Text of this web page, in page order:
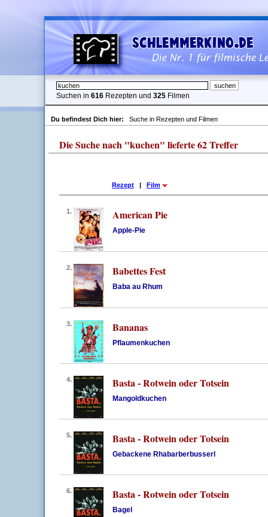
Suchen in 616 Rezepten und 325 Filmen
Du befindest Dich hier: Suche in Rezepten und Filmen
Die Suche nach "kuchen" lieferte 62 Treffer
Rezept | Film
1. American Pie
Apple-Pie
2. Babettes Fest
Baba au Rhum
3. Bananas
Pflaumenkuchen
4. Basta - Rotwein oder Totsein
Mangoldkuchen
5. Basta - Rotwein oder Totsein
Gebackene Rhabarberbusserl
6. Basta - Rotwein oder Totsein
Bagel